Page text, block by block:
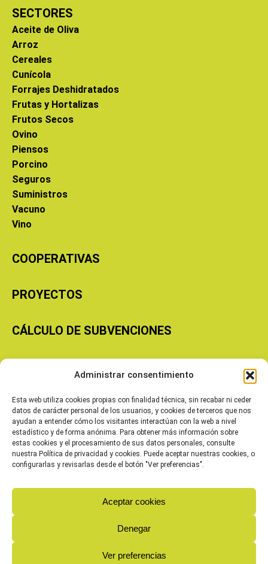
Administrar consentimiento
Esta web utiliza cookies propias con finalidad técnica, sin recabar ni ceder
datos de carácter personal de los usuarios, y cookies de terceros que nos
ayudan a entender cómo los visitantes interactúan con la web a nivel
estadístico y de forma anónima. Para obtener más información sobre
estas cookies y el procesamiento de sus datos personales, consulte
nuestra Política de privacidad y cookies. Puede aceptar nuestras cookies, o
configurarlas y revisarlas desde el botón "Ver preferencias".
Aceptar cookies
Denegar
Ver preferencias
SECTORES
Aceite de Oliva
Arroz
Cereales
Cunícola
Forrajes Deshidratados
Frutas y Hortalizas
Frutos Secos
Ovino
Piensos
Porcino
Seguros
Suministros
Vacuno
Vino
COOPERATIVAS
PROYECTOS
CÁLCULO DE SUBVENCIONES